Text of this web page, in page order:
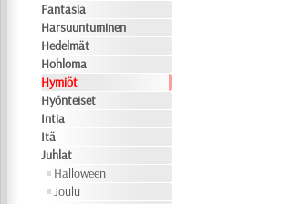
Fantasia
Harsuuntuminen
Hedelmät
Hohloma
Hymiöt
Hyönteiset
Intia
Itä
Juhlat
Halloween
Joulu